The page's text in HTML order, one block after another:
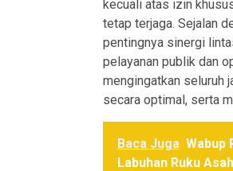
kecuali atas izin
tetap terjaga. Sejalan
pentingnya sinergi
pelayanan publik dan
mengingatkan seluruh
secara optimal, serta
Baca Juga Wabup
Labuhan Ruku